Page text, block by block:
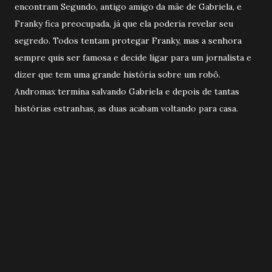
encontram Segundo, antigo amigo da mãe de Gabriela, e
Franky fica preocupada, já que ela poderia revelar seu
segredo. Todos tentam protegar Franky, mas a senhora
sempre quis ser famosa e decide ligar para um jornalista e
dizer que tem uma grande história sobre um robô.
Andromax termina salvando Gabriela e depois de tantas
histórias estranhas, as duas acabam voltando para casa.